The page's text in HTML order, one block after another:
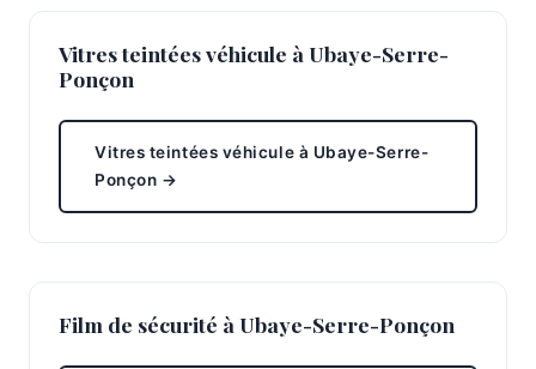
Vitres teintées véhicule à Ubaye-Serre-
Ponçon
Vitres teintées véhicule à Ubaye-Serre-
Ponçon →
Film de sécurité à Ubaye-Serre-Ponçon